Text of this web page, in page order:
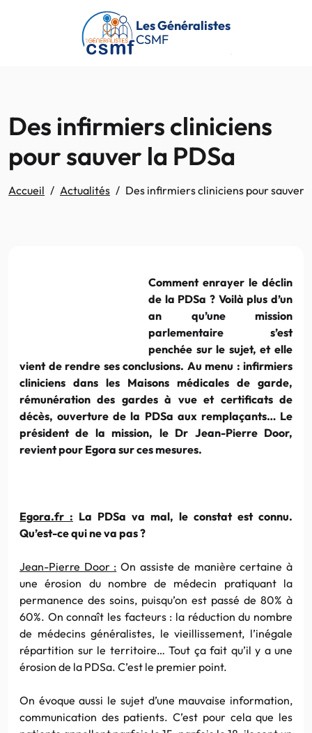
Passer au contenu principal
Les Généralistes
CSMF
Des infirmiers cliniciens
pour sauver la PDSa
Accueil Actualités Des infirmiers cliniciens pour sauver
Comment enrayer le déclin
de la PDSa ? Voilà plus d’un
an qu’une mission
parlementaire s’est
penchée sur le sujet, et elle
vient de rendre ses conclusions. Au menu : infirmiers
cliniciens dans les Maisons médicales de garde,
rémunération des gardes à vue et certificats de
décès, ouverture de la PDSa aux remplaçants… Le
président de la mission, le Dr Jean-Pierre Door,
revient pour Egora sur ces mesures.
Egora.fr : La PDSa va mal, le constat est connu.
Qu’est-ce qui ne va pas ?
Jean-Pierre Door : On assiste de manière certaine à
une érosion du nombre de médecin pratiquant la
permanence des soins, puisqu’on est passé de 80% à
60%. On connaît les facteurs : la réduction du nombre
de médecins généralistes, le vieillissement, l’inégale
répartition sur le territoire… Tout ça fait qu’il y a une
érosion de la PDSa. C’est le premier point.
On évoque aussi le sujet d’une mauvaise information,
communication des patients. C’est pour cela que les